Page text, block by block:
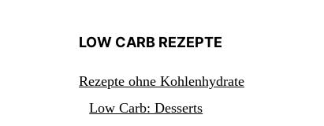
LOW CARB REZEPTE
Rezepte ohne Kohlenhydrate
Low Carb: Desserts